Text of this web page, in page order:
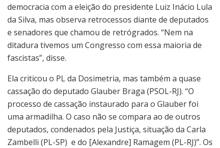
democracia com a eleição do presidente Luiz Inácio Lula
da Silva, mas observa retrocessos diante de deputados
e senadores que chamou de retrógrados. “Nem na
ditadura tivemos um Congresso com essa maioria de
fascistas”, disse.
Ela criticou o PL da Dosimetria, mas também a quase
cassação do deputado Glauber Braga (PSOL-RJ). “O
processo de cassação instaurado para o Glauber foi
uma armadilha. O caso não se compara ao de outros
deputados, condenados pela Justiça, situação da Carla
Zambelli (PL-SP) e do [Alexandre] Ramagem (PL-RJ)”. Os